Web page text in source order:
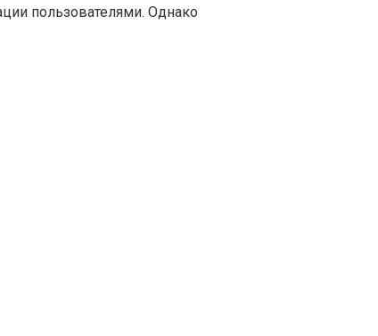
пользователями. Однако